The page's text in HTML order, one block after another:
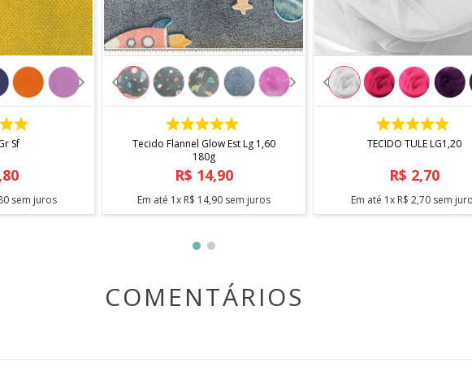
metro de comprimento pela largura do tecido. Caso seja solicitado 2 mts,
fracionamento do corte.
Sf
,80
sem juros
COMPRAR
Tecido Flannel Glow Est Lg 1,60
180g
R$ 14,90
Em até 1x R$ 14,90 sem juros
COMPRAR
TECIDO TULE LG1,20
R$ 2,70
Em até 1x R$ 2,70sem
COMENTÁRIOS